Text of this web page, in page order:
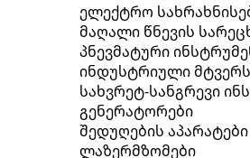
ელექტრო
მაღალი წნევის
პნევმატური
ინდუსტრიული
სახვრეტ-სანგრევი
გენერატორები
შედუღების აპარატები
ლაზერმზომები